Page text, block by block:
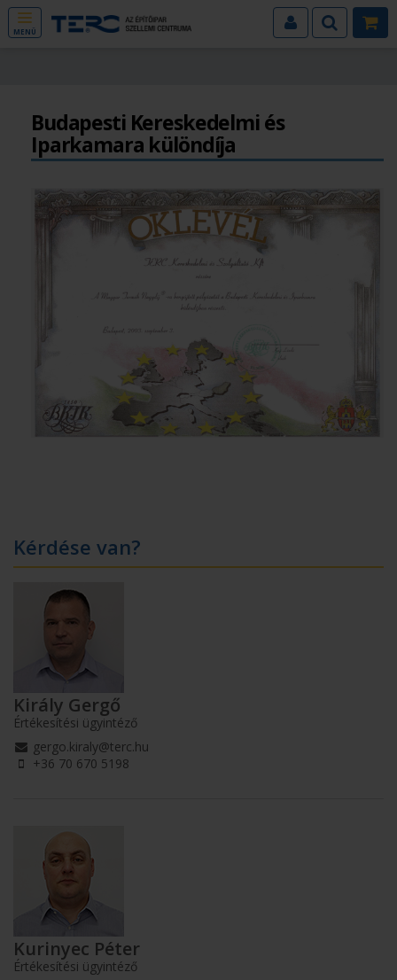
MENÜ
Budapesti Kereskedelmi és
Iparkamara különdíja
Kérdése van?
Király Gergő
Értékesítési ügyintéző
gergo.kiraly@terc.hu
+36 70 670 5198
Kurinyec Péter
Értékesítési ügyintéző